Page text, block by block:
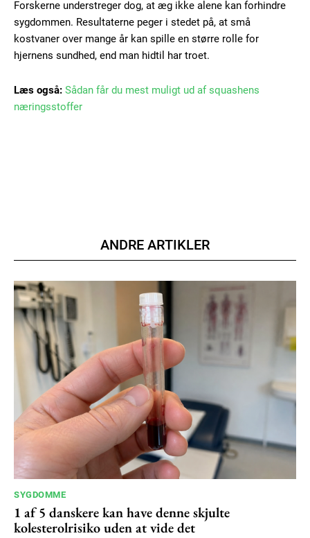
/ forever
Etiam est nibh, lobortis sit
Ut mollis pellentesque tortor
Nullam eu erat condimentum
100 / year
Etiam est nibh, lobortis sit
Praesent euismod ac
Ut mollis pellentesque tortor
Nullam eu erat condimentum
Donec quis est ac felis
Orci varius natoque dolor
YEARLY PRICING MONTHLY PRICING
Forskerne understreger dog, at æg ikke alene kan forhindre
sygdommen. Resultaterne peger i stedet på, at små
kostvaner over mange år kan spille en større rolle for
hjernens sundhed, end man hidtil har troet.
Læs også: Sådan får du mest muligt ud af squashens
næringsstoffer
ANDRE ARTIKLER
SYGDOMME
1 af 5 danskere kan have denne skjulte
kolesterolrisiko uden at vide det